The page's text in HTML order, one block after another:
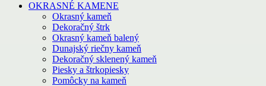
OKRASNÉ KAMENE
Okrasný kameň
Dekoračný štrk
Okrasný kameň balený
Dunajský riečny kameň
Dekoračný sklenený kameň
Piesky a štrkopiesky
Pomôcky na kameň